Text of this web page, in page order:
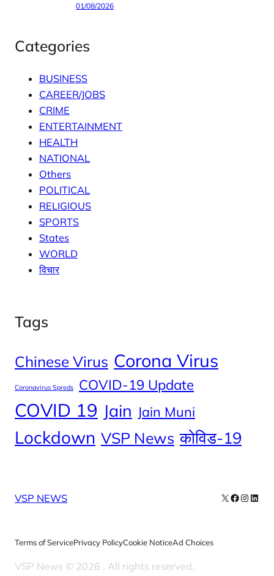
01/08/2026
Categories
BUSINESS
CAREER/JOBS
CRIME
ENTERTAINMENT
HEALTH
NATIONAL
Others
POLITICAL
RELIGIOUS
SPORTS
States
WORLD
विचार
Tags
Chinese Virus Corona Virus
Coronavirus Spreds COVID-19 Update
COVID 19 Jain Jain Muni
Lockdown VSP News कोविड-19
VSP NEWS X Facebook
Terms of ServicePrivacy PolicyCookie NoticeAd Choices
VSP News © 2026 . All rights reserved.